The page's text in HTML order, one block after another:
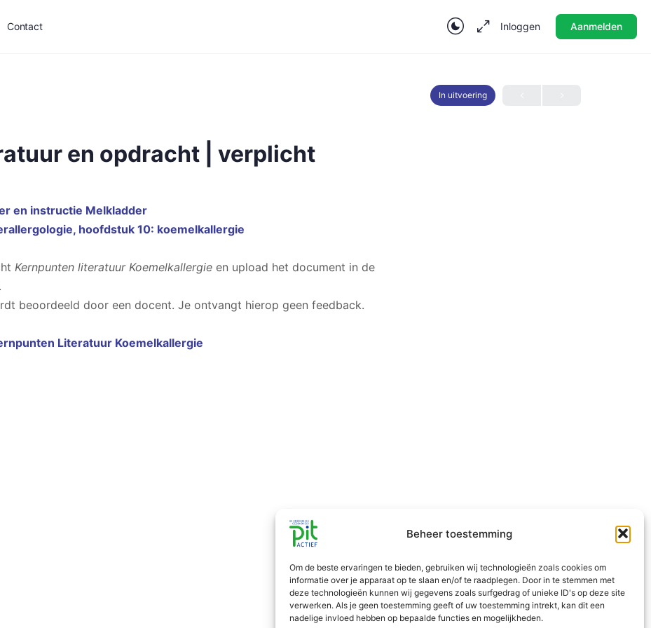
Beheer toestemming
Om de beste ervaringen te bieden, gebruiken wij technologieën zoals cookies om
informatie over je apparaat op te slaan en/of te raadplegen. Door in te stemmen met
deze technologieën kunnen wij gegevens zoals surfgedrag of unieke ID's op deze site
verwerken. Als je geen toestemming geeft of uw toestemming intrekt, kan dit een
nadelige invloed hebben op bepaalde functies en mogelijkheden.
Contact Inloggen Aanmelden
In uitvoering
en opdracht | verplicht
en instructie Melkladder
hoofdstuk 10: koemelkallergie
Kernpunten literatuur Koemelkallergie en upload het document in de
beoordeeld door een docent. Je ontvangt hierop geen feedback.
Literatuur Koemelkallergie